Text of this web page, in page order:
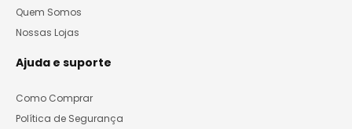
Quem Somos
Nossas Lojas
Ajuda e suporte
Como Comprar
Política de Segurança